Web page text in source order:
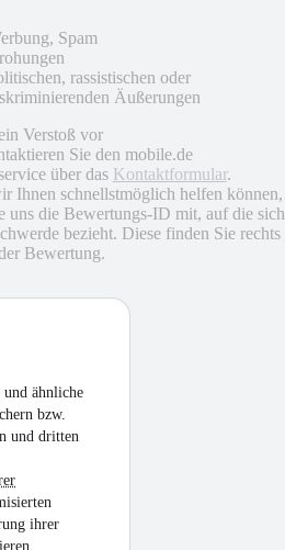
und ähnliche
bzw.
und dritten
ihrer
Spam
rassistischen oder
Äußerungen
Verstoß vor
Sie den mobile.de
über das Kontaktformular.
Ihnen schnellstmöglich helfen können,
uns die Bewertungs-ID mit, auf die sich
bezieht. Diese finden Sie rechts
Bewertung.